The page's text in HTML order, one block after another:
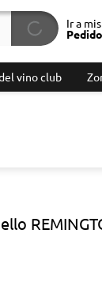
Ir a mis
vino club